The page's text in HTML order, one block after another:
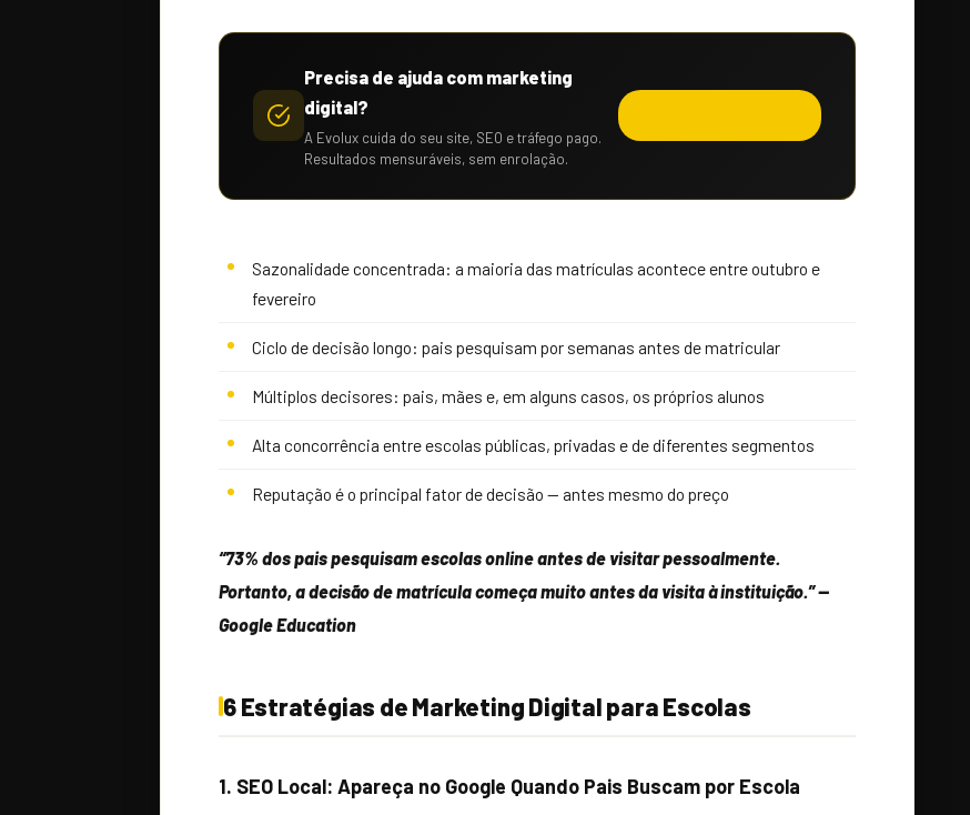
Precisa de ajuda com marketing
digital?
A Evolux cuida do seu site, SEO e tráfego pago.
Resultados mensuráveis, sem enrolação.
Sazonalidade concentrada: a maioria das matrículas acontece entre outubro e
fevereiro
Ciclo de decisão longo: pais pesquisam por semanas antes de matricular
Múltiplos decisores: pais, mães e, em alguns casos, os próprios alunos
Alta concorrência entre escolas públicas, privadas e de diferentes segmentos
Reputação é o principal fator de decisão — antes mesmo do preço
“73% dos pais pesquisam escolas online antes de visitar pessoalmente.
Portanto, a decisão de matrícula começa muito antes da visita à instituição.” —
Google Education
6 Estratégias de Marketing Digital para Escolas
1. SEO Local: Apareça no Google Quando Pais Buscam por Escola